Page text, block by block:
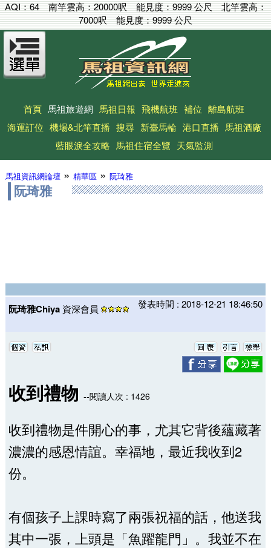
AQI：64 南竿雲高：20000呎能見度：9999 公尺北竿雲高：
7000呎能見度：9999 公尺
首頁 馬祖旅遊網 馬祖日報 飛機航班 補位 離島航班
海運訂位 機場&北竿直播 搜尋 新臺馬輪 港口直播 馬祖酒廠
藍眼淚全攻略 馬祖住宿全覽 天氣監測
馬祖資訊網論壇» 精華區» 阮琦雅
阮琦雅
阮琦雅Chiya 資深會員 發表時間 : 2018-12-21 18:46:50
收到禮物 --閱讀人次 : 1426
收到禮物是件開心的事，尤其它背後蘊藏著
濃濃的感恩情誼。幸福地，最近我收到2
份。
有個孩子上課時寫了兩張祝福的話，他送我
其中一張，上頭是「魚躍龍門」。我並不在